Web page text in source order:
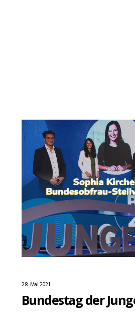
28. Mai 2021
Bundestag der